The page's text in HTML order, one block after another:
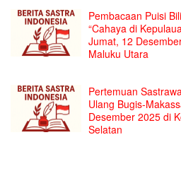
Pembacaan Puisi
“Cahaya di
Jumat, 12
Maluku Utara
Pertemuan
Ulang Bugis-
Desember 2025 di
Selatan